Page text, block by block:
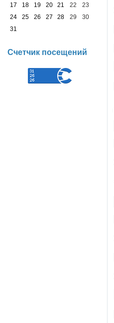
17
18 19 20 21 22
23
24
25 26 27 28 29
30
31
Счетчик посещений